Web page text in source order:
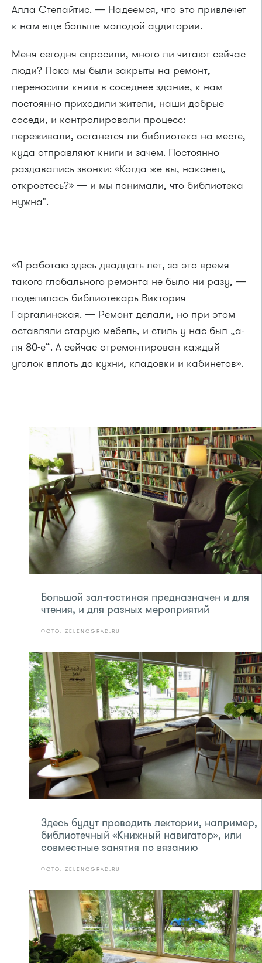
Алла Степайтис. — Надеемся, что это привлечет
к нам еще больше молодой аудитории.
Меня сегодня спросили, много ли читают сейчас
люди? Пока мы были закрыты на ремонт,
переносили книги в соседнее здание, к нам
постоянно приходили жители, наши добрые
соседи, и контролировали процесс:
переживали, останется ли библиотека на месте,
куда отправляют книги и зачем. Постоянно
раздавались звонки: «Когда же вы, наконец,
откроетесь?» — и мы понимали, что библиотека
нужна".
«Я работаю здесь двадцать лет, за это время
такого глобального ремонта не было ни разу, —
поделилась библиотекарь Виктория
Гаргалинская. — Ремонт делали, но при этом
оставляли старую мебель, и стиль у нас был „а-
ля 80-е“. А сейчас отремонтирован каждый
уголок вплоть до кухни, кладовки и кабинетов».
Большой зал-гостиная предназначен и для
чтения, и для разных мероприятий
ФОТО: ZELENOGRAD.RU
Здесь будут проводить лектории, например,
библиотечный «Книжный навигатор», или
совместные занятия по вязанию
ФОТО: ZELENOGRAD.RU